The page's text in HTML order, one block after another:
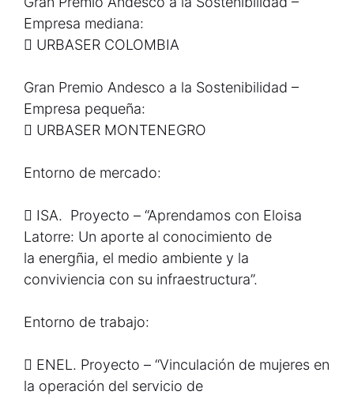
Empresa mediana:
 URBASER COLOMBIA
Gran Premio Andesco a la Sostenibilidad –
Empresa pequeña:
 URBASER MONTENEGRO
Entorno de mercado:
 ISA. Proyecto – “Aprendamos con Eloisa
Latorre: Un aporte al conocimiento de
la energñia, el medio ambiente y la
conviviencia con su infraestructura”.
Entorno de trabajo:
 ENEL. Proyecto – “Vinculación de mujeres en
la operación del servicio de